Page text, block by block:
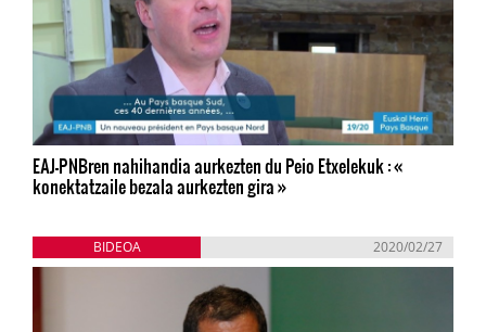
EAJ-PNBren nahihandia aurkezten du Peio Etxelekuk : «
konektatzaile bezala aurkezten gira »
BIDEOA 2020/02/27